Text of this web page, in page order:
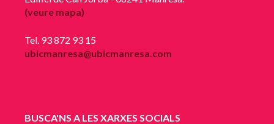
(veure mapa)
Tel. 93 872 93 15
ubicmanresa@ubicmanresa.com
BUSCA'NS A LES XARXES SOCIALS